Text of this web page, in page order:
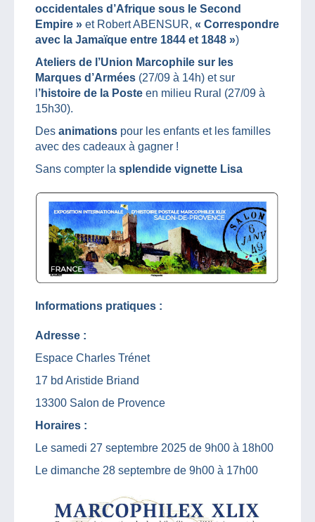
​occidentales d’Afrique sous le Second
Empire » et Robert ABENSUR, « Correspondre
avec la Jamaïque entre 1844 et 1848 »)
Ateliers de l’Union Marcophile sur les
Marques d’Armées (27/09 à 14h) et sur
’histoire de la Poste en milieu Rural (27/09 à
15h30).
Des animations pour les enfants et les familles
avec des cadeaux à gagner !
Sans compter la splendide vignette Lisa
Informations pratiques :
Adresse :
Espace Charles Trénet
17 bd Aristide Briand
13300 Salon de Provence
Horaires :
Le samedi 27 septembre 2025 de 9h00 à 18h00
Le dimanche 28 septembre de 9h00 à 17h00